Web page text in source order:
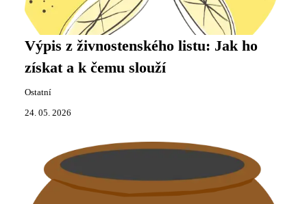
Výpis z živnostenského listu: Jak ho
získat a k čemu slouží
Ostatní
24. 05. 2026